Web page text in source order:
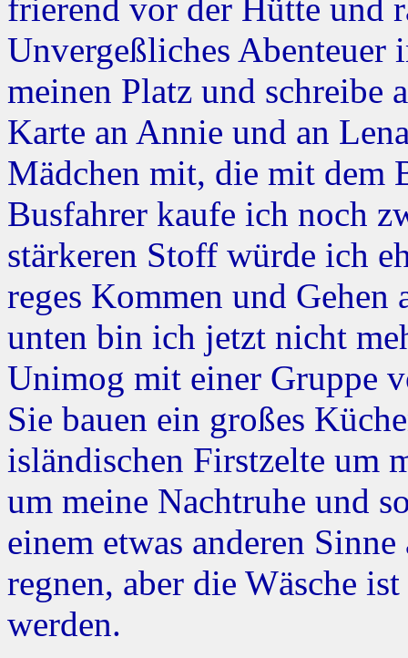
frierend vor der Hütte und
Unvergeßliches
meinen Platz und schreibe
Karte an Annie und an
Mädchen mit, die mit dem
Busfahrer kaufe ich noch
stärkeren Stoff würde ich
reges Kommen und
unten bin ich jetzt nicht
Unimog mit einer Gruppe
Sie bauen ein großes
isländischen Firstzelte um
um meine Nachtruhe und
einem etwas anderen
regnen, aber die Wäsche
werden.